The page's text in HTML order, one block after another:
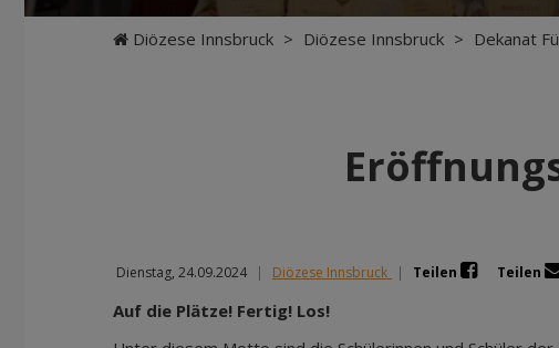
Diözese Innsbruck > Diözese Innsbruck > Dekanat
Dienstag, 24.09.2024 | Diözese Innsbruck | Teilen Teilen
Auf die Plätze! Fertig! Los!